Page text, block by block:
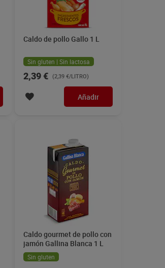
Caldo de pollo Gallo 1 L
Sin gluten | Sin lactosa
2,39 € (2,39 €/LITRO)
Añadir
Caldo gourmet de pollo con
jamón Gallina Blanca 1 L
Sin gluten